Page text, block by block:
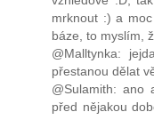
mrknout :) a
báze, to myslím,
@Malltynka:
přestanou dělat
@Sulamith:
před nějakou